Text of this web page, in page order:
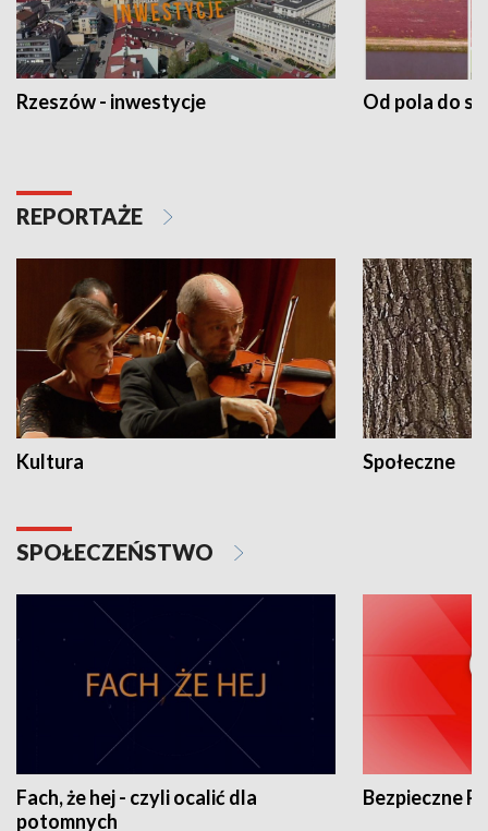
Rzeszów - inwestycje Od pola do
REPORTAŻE
Kultura Społeczne
SPOŁECZEŃSTWO
Fach, że hej - czyli ocalić dla
potomnych
Bezpieczne